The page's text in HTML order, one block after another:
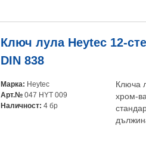
Ключ лула Heytec 12-
DIN 838
Марка: Heytec
Арт.№ 047 HYT 009
Наличност: 4 бр
Ключа
хром-